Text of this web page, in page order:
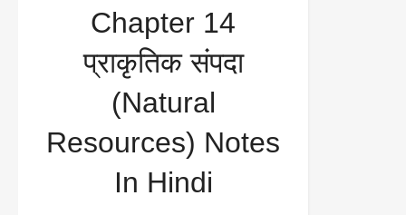
Chapter 14
प्राकृतिक संपदा
(Natural
Resources) Notes
In Hindi